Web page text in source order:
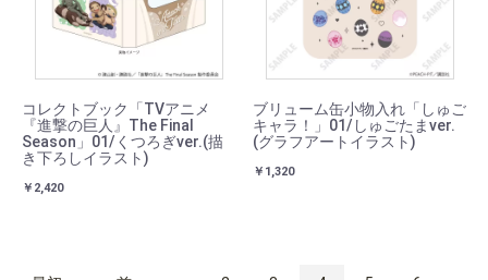
コレクトブック「TVアニメ
『進撃の巨人』The Final
Season」01/くつろぎver.(描
き下ろしイラスト)
￥2,420
ブリューム缶小物入れ「しゅご
キャラ！」01/しゅごたまver.
(グラフアートイラスト)
￥1,320